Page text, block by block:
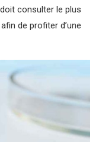
consulter le plus
de profiter d’une